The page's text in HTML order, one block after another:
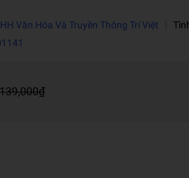
Văn Hóa Và Truyền Thông Trí Việt
139,000₫